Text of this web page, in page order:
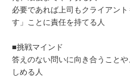
必要であれば上司もクライアン
す」ことに責任を持てる人
■挑戦マインド
答えのない問いに向き合うこと
しめる人​